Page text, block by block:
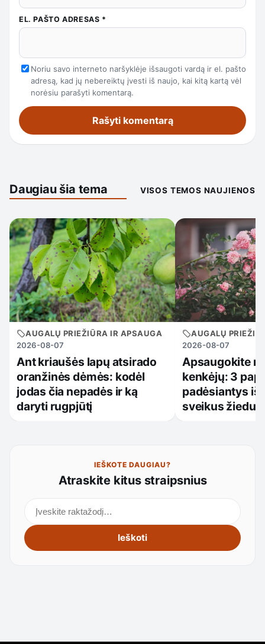
EL. PAŠTO ADRESAS *
Noriu savo interneto naršyklėje išsaugoti vardą ir el. pašto
adresą, kad jų nebereiktų įvesti iš naujo, kai kitą kartą vėl
norėsiu parašyti komentarą.
Daugiau šia tema VISOS TEMOS NAUJIENOS
AUGALŲ PRIEŽIŪRA IR APSAUGA
2026-08-07
Ant kriaušės lapų atsirado
oranžinės dėmės: kodėl
jodas čia nepadės ir ką
daryti rugpjūtį
AUGALŲ
2026-08-07
Apsaugokite
kenkėjų: 3
padėsiantys
sveikus žiedus
IEŠKOTE DAUGIAU?
Atraskite kitus straipsnius
Ieškoti